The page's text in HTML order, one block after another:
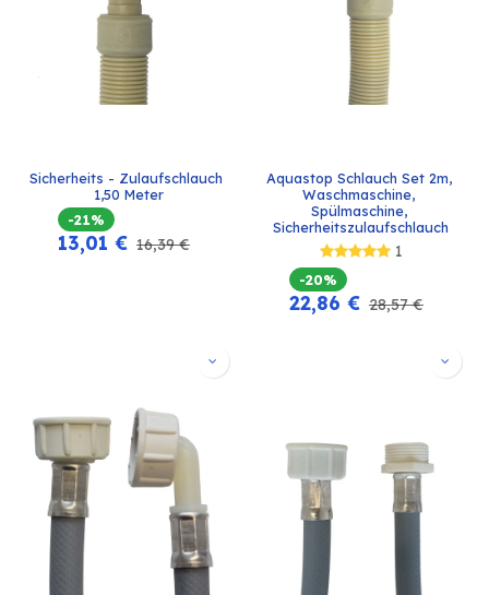
Sicherheits - Zulaufschlauch
1,50 Meter
-21%
13,01 € 16,39€
Aquastop Schlauch Set 2m,
Waschmaschine,
Spülmaschine,
Sicherheitszulaufschlauch
1
-20%
22,86 € 28,57€